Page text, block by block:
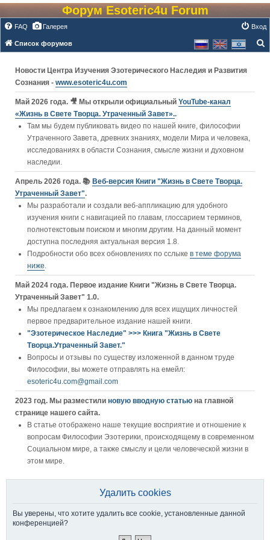
Форум Esoteric4u Forum
FAQ Галерея Вход
Список форумов
Новости Центра Изучения Эзотерического Наследия и Развития
Сознания - www.esoteric4u.com
Май 2026 года. 🎥 Мы открыли официальный YouTube‑канал
«Жизнь в Свете Творца. Утраченный Завет»..
Там мы будем публиковать видео по нашей книге, философии
Утраченного Завета, древних знаниях, модели Мира и человека,
исследованиях в области Сознания, смысле жизни и духовном
наследии.
Апрель 2026 года. 📚 Веб-версия Книги "Жизнь в Свете Творца.
Утраченный Завет".
Мы разработали и создали веб-аппликацию для удобного
изучения книги c навигацией по главам, глоссарием терминов,
полнотекстовым поиском и многим другим. На данный момент
доступна последняя актуальная версия 1.8.
Подробности обо всех обновлениях по сслыке в теме форума
ниже.
Май 2024 года. Первое издание Книги "Жизнь в Свете Творца.
Утраченный Завет" 1.0.
Мы предлагаем к ознакомлению для всех ищущих личностей
первое предварительное издание нашей книги.
"Эзотерическое Наследие" >>> Книга "Жизнь в Свете
Творца.Утраченный Завет."
Вопросы и отзывы по существу изложенной в данном труде
Философии, вы можете отправлять на емейл:
esoteric4u.com@gmail.com
2023 год. Мы разместили новую вводную статью на главной
странице нашего сайта.
В статье отображено наше текущие восприятие и отношение к
вопросам Философии Эзотерики, происходящему в современном
Социальном мире, а также смыслу и цели человеческой жизни в
этом мире.
Удалить cookies
Вы уверены, что хотите удалить все cookie, установленные данной
конференцией?